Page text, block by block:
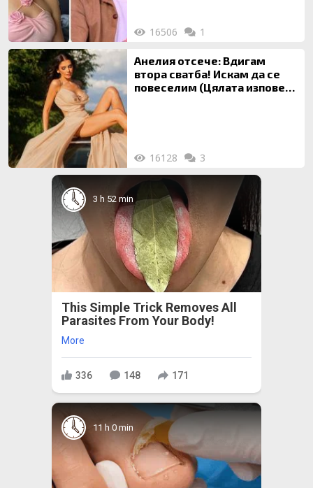
16506 1
Анелия отсече: Вдигам
втора сватба! Искам да се
повеселим (Цялата изповед
16128 3
3 h 52 min
This Simple Trick Removes All
Parasites From Your Body!
More
336 148 171
11 h 0 min